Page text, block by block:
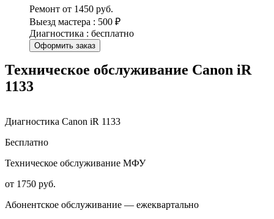
Ремонт от 1450 руб.
Выезд мастера : 500 ₽
Диагностика : бесплатно
Оформить заказ
Техническое обслуживание Canon iR
1133
Диагностика Canon iR 1133
Бесплатно
Техническое обслуживание МФУ
от 1750 руб.
Абонентское обслуживание — ежеквартально